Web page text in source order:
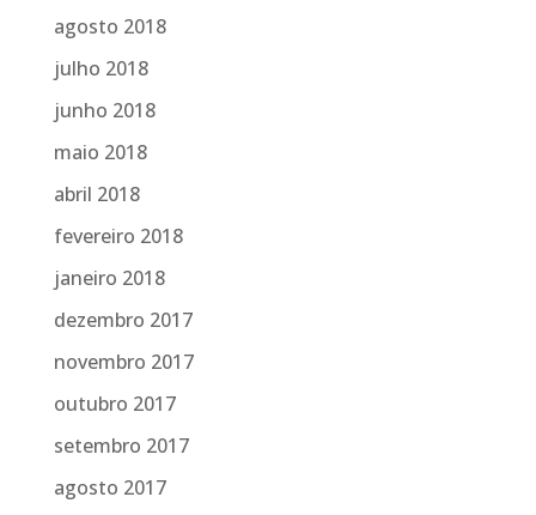
agosto 2018
julho 2018
junho 2018
maio 2018
abril 2018
fevereiro 2018
janeiro 2018
dezembro 2017
novembro 2017
outubro 2017
setembro 2017
agosto 2017